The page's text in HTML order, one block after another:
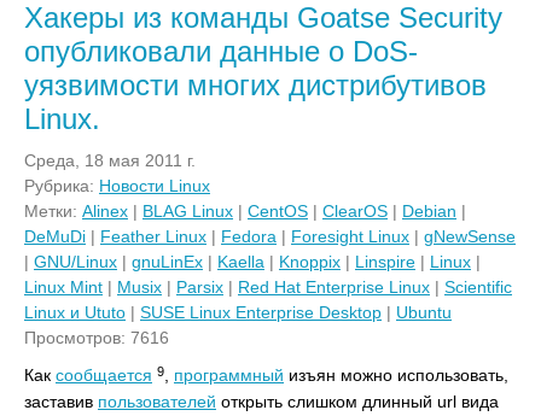
Хакеры из команды Goatse Security
опубликовали данные о DoS-
уязвимости многих дистрибутивов
Linux.
Среда, 18 мая 2011 г.
Рубрика: Новости Linux
Метки: Alinex | BLAG Linux | CentOS | ClearOS | Debian |
DeMuDi | Feather Linux | Fedora | Foresight Linux | gNewSense
| GNU/Linux | gnuLinEx | Kaella | Knoppix | Linspire | Linux |
Linux Mint | Musix | Parsix | Red Hat Enterprise Linux | Scientific
Linux и Ututo | SUSE Linux Enterprise Desktop | Ubuntu
Просмотров: 7616
Как сообщается 9 программный изъян можно использовать,
заставив пользователей открыть слишком длинный url вида